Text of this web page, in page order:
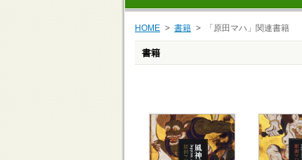
HOME 書籍 「原田マハ」関連書籍
書籍